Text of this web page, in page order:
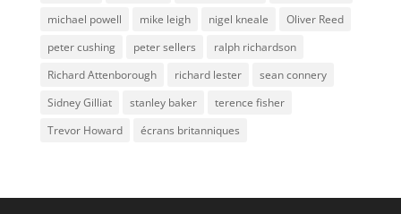
michael powell
mike leigh nigel kneale
Oliver Reed
peter cushing
peter sellers
ralph richardson
Richard Attenborough
richard lester
sean connery
Sidney Gilliat
stanley baker
terence fisher
Trevor Howard
écrans britanniques